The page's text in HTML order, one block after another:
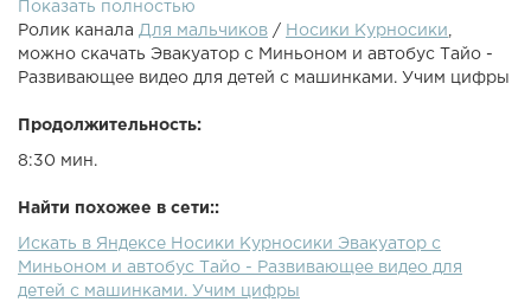
гости к своему другу автобусу Тайо, но по дороге им
гоночные машинки, которые спрятались за деревьями.
После того как они их найдут машинки и погрузят на
платформу эвакуатора, мы все вместе построим
Показать полностью
Ролик канала Для мальчиков / Носики Курносики
можно скачать Эвакуатор с Миньоном и автобус Тайо -
Развивающее видео для детей с машинками. Учим цифры
Продолжительность:
8:30 мин.
Найти похожее в сети::
Искать в Яндексе Носики Курносики Эвакуатор с
Миньоном и автобус Тайо - Развивающее видео для
детей с машинками. Учим цифры